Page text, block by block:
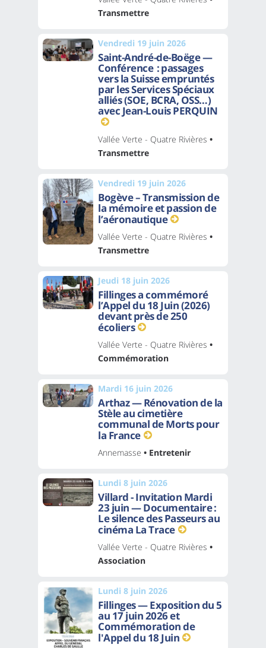
Transmettre
Vendredi 19 juin 2026
Saint-André-de-Boëge —
Conférence : passages
vers la Suisse empruntés
par les Services Spéciaux
alliés (SOE, BCRA, OSS…)
avec Jean-Louis PERQUIN
Vallée Verte - Quatre Rivières •
Transmettre
Vendredi 19 juin 2026
Bogève – Transmission de
la mémoire et passion de
l’aéronautique
Vallée Verte - Quatre Rivières •
Transmettre
Jeudi 18 juin 2026
Fillinges a commémoré
l’Appel du 18 Juin (2026)
devant près de 250
écoliers
Vallée Verte - Quatre Rivières •
Commémoration
Mardi 16 juin 2026
Arthaz — Rénovation de la
Stèle au cimetière
communal de Morts pour
la France
Annemasse • Entretenir
Lundi 8 juin 2026
Villard - Invitation Mardi
23 juin — Documentaire :
Le silence des Passeurs au
cinéma La Trace
Vallée Verte - Quatre Rivières •
Association
Lundi 8 juin 2026
Fillinges — Exposition du 5
au 17 juin 2026 et
Commémoration de
l'Appel du 18 Juin